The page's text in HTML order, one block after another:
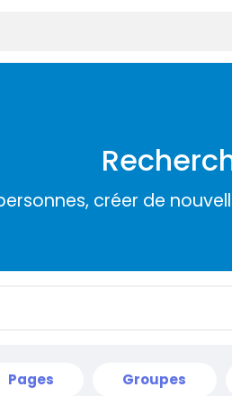
créer de
Pages Groupes